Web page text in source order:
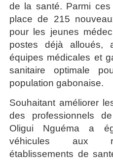
de la santé. Parmi
place de 215
pour les jeunes
postes déjà alloués,
équipes médicales et
sanitaire optimale
population gabonaise.
Souhaitant améliorer
des professionnels
Oligui Nguéma a
véhicules aux
établissements de